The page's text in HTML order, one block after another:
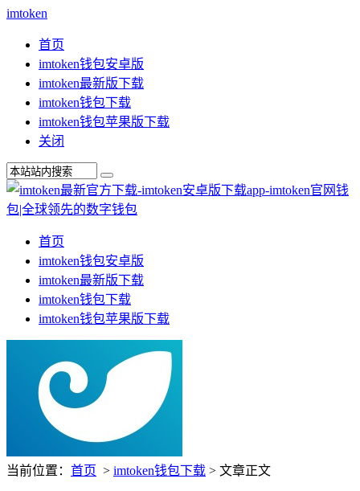
imtoken
首页
imtoken钱包安卓版
imtoken最新版下载
imtoken钱包下载
imtoken钱包苹果版下载
关闭
首页
imtoken钱包安卓版
imtoken最新版下载
imtoken钱包下载
imtoken钱包苹果版下载
当前位置： 首页 > imtoken钱包下载 > 文章正文